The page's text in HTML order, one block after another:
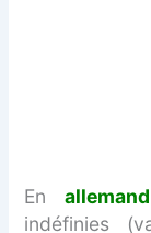
Enallemand
indéfinies